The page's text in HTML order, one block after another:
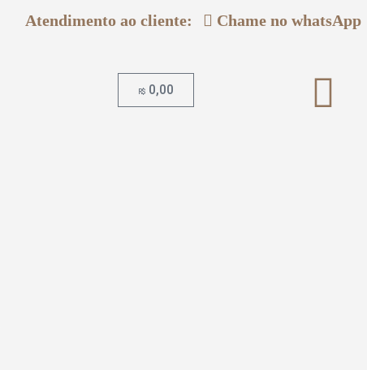
Atendimento ao cliente: Chame no whatsApp
R$ 0,00